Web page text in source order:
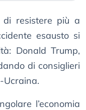
di resistere più a
esausto si
Donald Trump,
di consiglieri
Ucraina.
l’economia